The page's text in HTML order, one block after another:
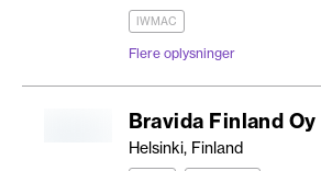
IWMAC
Flere oplysninger
Bravida Finland Oy
Helsinki, Finland